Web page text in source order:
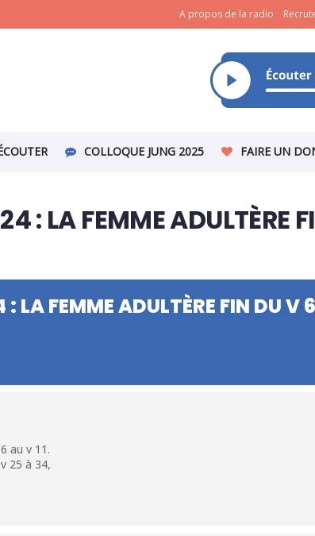
A propos de la radio
COLLOQUE JUNG 2025 FAIRE UN
: LA FEMME ADULTÈRE
LA FEMME ADULTÈRE FIN DU V
au v 11.
25 à 34,